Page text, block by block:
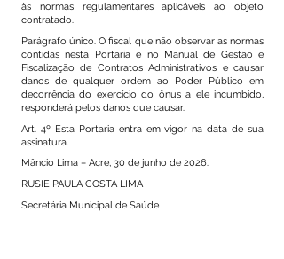
às normas regulamentares aplicáveis ao objeto
contratado.
Parágrafo único. O fiscal que não observar as normas
contidas nesta Portaria e no Manual de Gestão e
Fiscalização de Contratos Administrativos e causar
danos de qualquer ordem ao Poder Público em
decorrência do exercício do ônus a ele incumbido,
responderá pelos danos que causar.
Art. 4º Esta Portaria entra em vigor na data de sua
assinatura.
Mâncio Lima – Acre, 30 de junho de 2026.
RUSIE PAULA COSTA LIMA
Secretária Municipal de Saúde